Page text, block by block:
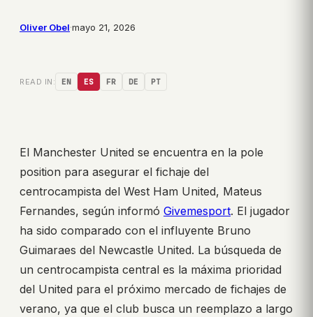
Oliver Obel·mayo 21, 2026
READ IN: EN ES FR DE PT
El Manchester United se encuentra en la pole
position para asegurar el fichaje del
centrocampista del West Ham United, Mateus
Fernandes, según informó Givemesport. El jugador
ha sido comparado con el influyente Bruno
Guimaraes del Newcastle United. La búsqueda de
un centrocampista central es la máxima prioridad
del United para el próximo mercado de fichajes de
verano, ya que el club busca un reemplazo a largo